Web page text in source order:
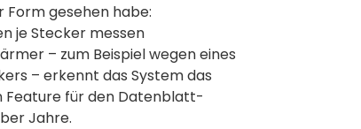
Form gesehen habe:
je Stecker messen
– zum Beispiel wegen eines
– erkennt das System das
Feature für den Datenblatt-
Jahre.